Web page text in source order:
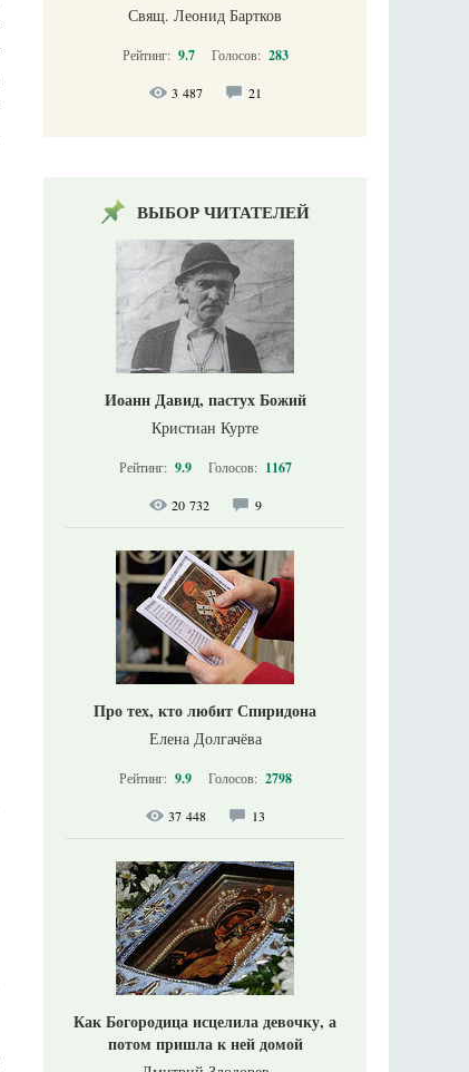
Свящ. Леонид Бартков
Рейтинг: 9.7 Голосов: 283
3 487 21
ВЫБОР ЧИТАТЕЛЕЙ
Иоанн Давид, пастух Божий
Кристиан Курте
Рейтинг: 9.9 Голосов: 1167
20 732 9
Про тех, кто любит Спиридона
Елена Долгачёва
Рейтинг: 9.9 Голосов: 2798
37 448 13
Как Богородица исцелила девочку, а
потом пришла к ней домой